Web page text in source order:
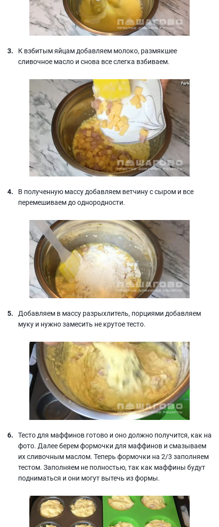
К взбитым яйцам добавляем молоко, размякшее
сливочное масло и снова все слегка взбиваем.
В полученную массу добавляем ветчину с сыром и все
перемешиваем до однородности.
Добавляем в массу разрыхлитель, порциями добавляем
муку и нужно замесить не крутое тесто.
Тесто для маффинов готово и оно должно получится, как на
фото. Далее берем формочки для маффинов и смазываем
их сливочным маслом. Теперь формочки на 2/3 заполняем
тестом. Заполняем не полностью, так как маффины будут
подниматься и они могут вытечь из формы.